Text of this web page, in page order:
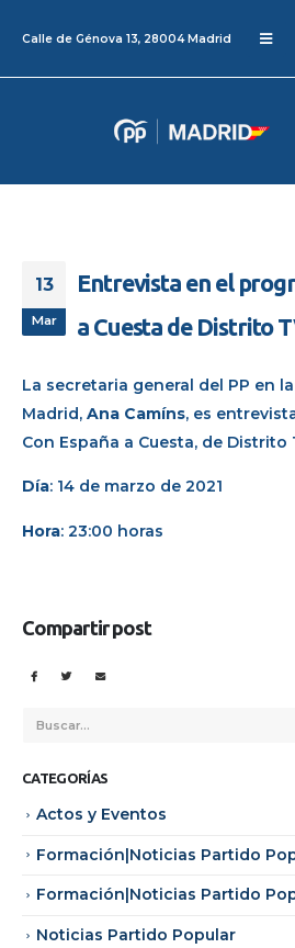
Calle de Génova 13, 28004 Madrid
13
Mar
Entrevista en el
a Cuesta de Distrito
La secretaria general del PP en
Madrid, Ana Camíns, es
Con España a Cuesta, de Distrito
Día: 14 de marzo de 2021
Hora: 23:00 horas
Compartir post
CATEGORÍAS
Actos y Eventos
Formación|Noticias Partido
Formación|Noticias Partido
Noticias Partido Popular